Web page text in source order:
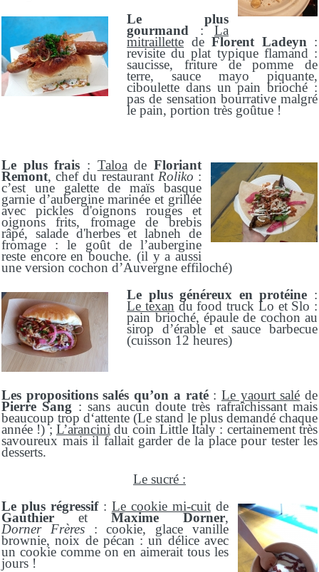
Le plus
gourmand : La
mitraillette deFlorent Ladeyn:
revisite du plat typique flamand :
saucisse, friture de pomme de
terre, sauce mayo piquante,
ciboulette dans un pain brioché :
pas de sensation bourrative malgré
le pain, portion très goûtue !
Le plus frais : Taloa de Floriant
Remont, chef du restaurant Roliko :
c’est une galette de maïs basque
garnie d’aubergine marinée et grillée
avec pickles d'oignons rouges et
oignons frits, fromage de brebis
râpé, salade d'herbes et labneh de
fromage : le goût de l’aubergine
reste encore en bouche. (il y a aussi
une version cochon d’Auvergne effiloché)
Le plus généreux en protéine :
Le texan du food truck Lo et Slo :
pain brioché, épaule de cochon au
sirop d’érable et sauce barbecue
(cuisson 12 heures)
Les propositions salés qu’on a raté: Le yaourt salé de
Pierre Sang : sans aucun doute très rafraîchissant mais
beaucoup trop d‘attente (Le stand le plus demandé chaque
année !) ; L’arancini du coin Little Italy : certainement très
savoureux mais il fallait garder de la place pour tester les
desserts.
Le sucré :
Le plus régressif: Le cookie mi-cuitde
Gauthier etMaxime Dorner,
Dorner Frères : cookie, glace vanille
brownie, noix de pécan : un délice avec
un cookie comme on en aimerait tous les
jours !